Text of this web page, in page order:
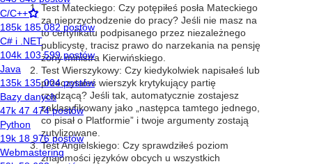
Test Mateckiego: Czy potępiłeś posła Mateckiego
za nieprzychodzenie do pracy? Jeśli nie masz na
to certyfikatu podpisanego przez niezależnego
publicystę, tracisz prawo do narzekania na pensję
żony ministra Kierwińskiego.
Test Wierszykowy: Czy kiedykolwiek napisałeś lub
przeczytałeś wierszyk krytykujący partię
rządzącą? Jeśli tak, automatycznie zostajesz
zaklasyfikowany jako „następca tamtego jednego,
co pisał o Platformie” i twoje argumenty zostają
zutylizowane.
Test Angielskiego: Czy sprawdziłeś poziom
znajomości języków obcych u wszystkich